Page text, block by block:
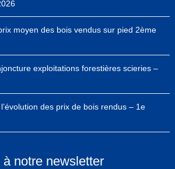
moyen des bois vendus sur pied 2ème
exploitations forestières scieries –
des prix de bois rendus – 1e
notre newsletter